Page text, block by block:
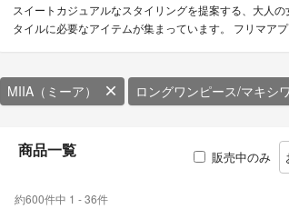
スイートカジュアルなスタイリングを提案する、大人
タイルに必要なアイテムが集まっています。 フリマア
MIIA（ミーア） ロングワンピース/マキシ
商品一覧 販売中のみ
約600件中 1 - 36件